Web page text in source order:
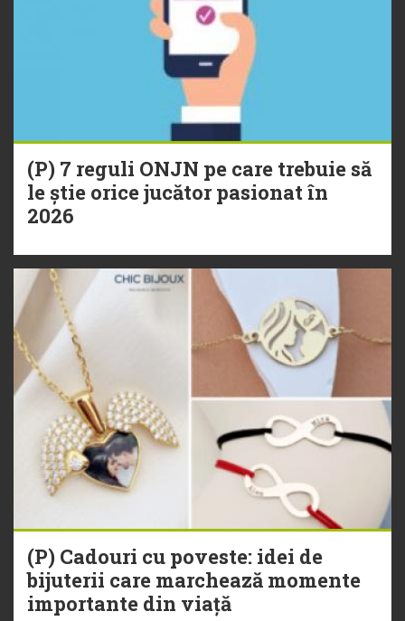
(P) 7 reguli ONJN pe care trebuie să
le știe orice jucător pasionat în
2026
(P) Cadouri cu poveste: idei de
bijuterii care marchează momente
importante din viață